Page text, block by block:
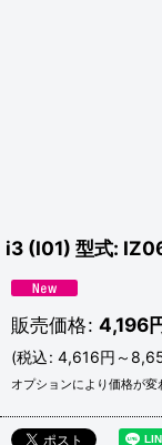
i3 (I01) 型式:
販売価格: 4,196
(税込: 4,616円 ～
オプションにより価格が変